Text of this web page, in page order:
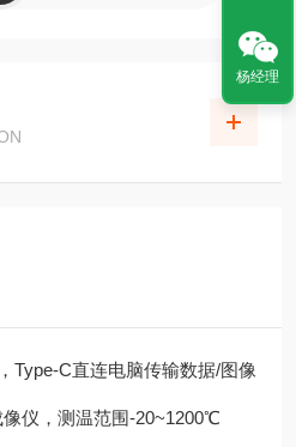
Type-C直连电脑传输数据/图像
仪，测温范围-20~1200℃
杨经理